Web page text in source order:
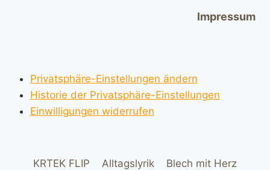
Impressum
Privatsphäre-Einstellungen ändern
Historie der Privatsphäre-Einstellungen
Einwilligungen widerrufen
KRTEK FLIP Alltagslyrik Blech mit Herz